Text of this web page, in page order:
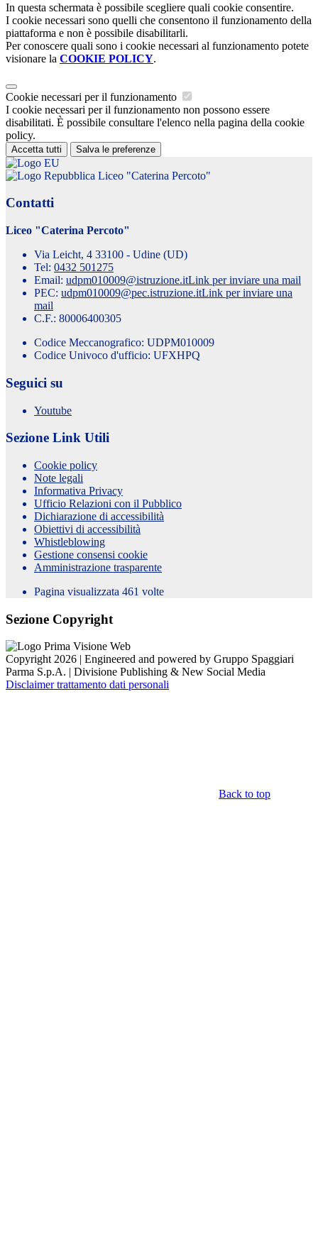
In questa schermata è possibile scegliere quali cookie consentire.
I cookie necessari sono quelli che consentono il funzionamento della
piattaforma e non è possibile disabilitarli.
Per conoscere quali sono i cookie necessari al funzionamento potete
visionare la COOKIE POLICY.
Cookie necessari per il funzionamento
I cookie necessari per il funzionamento non possono essere
disabilitati. È possibile consultare l'elenco nella pagina della cookie
policy.
Accetta tutti Salva le preferenze
Liceo "Caterina Percoto"
Contatti
Liceo "Caterina Percoto"
Via Leicht, 4 33100 - Udine (UD)
Tel: 0432 501275
Email: udpm010009@istruzione.itLink per inviare una mail
PEC: udpm010009@pec.istruzione.itLink per inviare una
mail
C.F.: 80006400305
Codice Meccanografico: UDPM010009
Codice Univoco d'ufficio: UFXHPQ
Seguici su
Youtube
Sezione Link Utili
Cookie policy
Note legali
Informativa Privacy
Ufficio Relazioni con il Pubblico
Dichiarazione di accessibilità
Obiettivi di accessibilità
Whistleblowing
Gestione consensi cookie
Amministrazione trasparente
Pagina visualizzata 461 volte
Sezione Copyright
Copyright 2026 | Engineered and powered by Gruppo Spaggiari
Parma S.p.A. | Divisione Publishing & New Social Media
Disclaimer trattamento dati personali
Back to top